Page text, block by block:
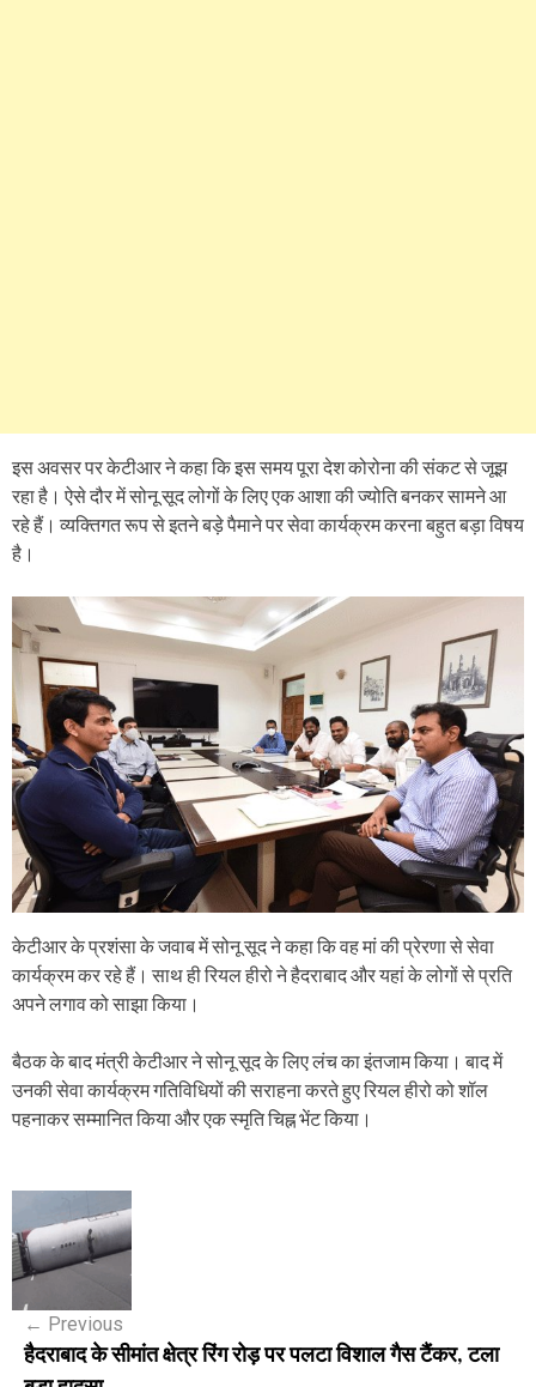
इस अवसर पर केटीआर ने कहा कि इस समय पूरा देश कोरोना की संकट से जूझ
रहा है। ऐसे दौर में सोनू सूद लोगों के लिए एक आशा की ज्योति बनकर सामने आ
रहे हैं। व्यक्तिगत रूप से इतने बड़े पैमाने पर सेवा कार्यक्रम करना बहुत बड़ा विषय
है।
केटीआर के प्रशंसा के जवाब में सोनू सूद ने कहा कि वह मां की प्रेरणा से सेवा
कार्यक्रम कर रहे हैं। साथ ही रियल हीरो ने हैदराबाद और यहां के लोगों से प्रति
अपने लगाव को साझा किया।
बैठक के बाद मंत्री केटीआर ने सोनू सूद के लिए लंच का इंतजाम किया। बाद में
उनकी सेवा कार्यक्रम गतिविधियों की सराहना करते हुए रियल हीरो को शॉल
पहनाकर सम्मानित किया और एक स्मृति चिह्न भेंट किया।
o
← Previous
हैदराबाद के सीमांत क्षेत्र रिंग रोड़ पर पलटा विशाल गैस टैंकर, टला